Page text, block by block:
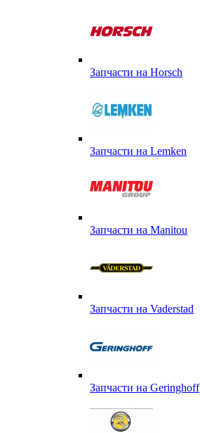
Запчасти на Horsch
Запчасти на Lemken
Запчасти на Manitou
Запчасти на Vaderstad
Запчасти на Geringhoff